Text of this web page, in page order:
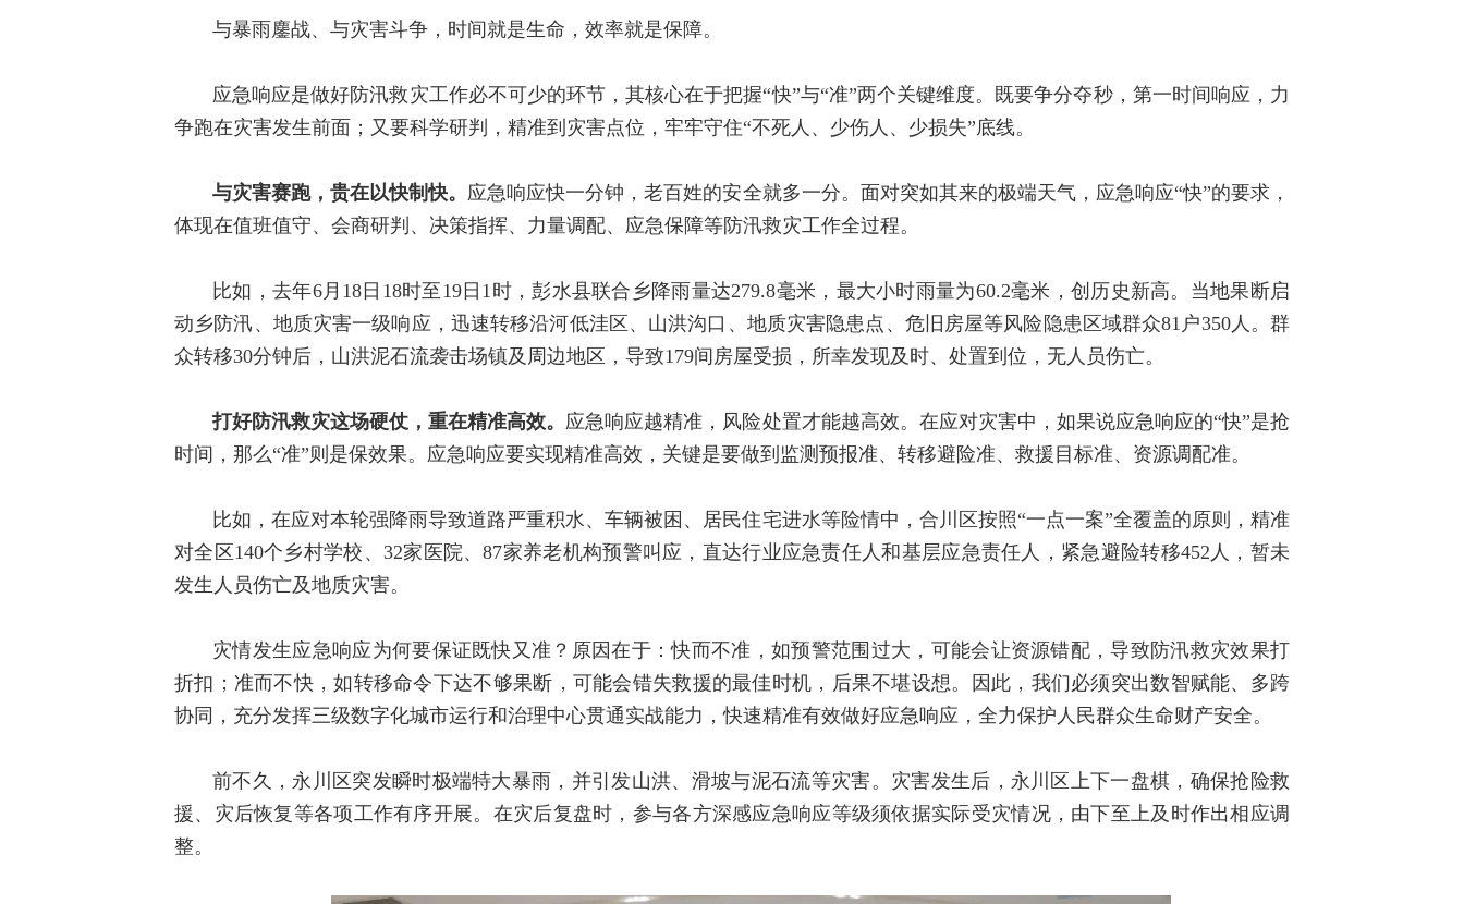
与暴雨鏖战、与灾害斗争，时间就是生命，效率就是保障。
应急响应是做好防汛救灾工作必不可少的环节，其核心在于把握“快”与“准”两个关键维度。既要争分夺秒，第一时间响应，力
争跑在灾害发生前面；又要科学研判，精准到灾害点位，牢牢守住“不死人、少伤人、少损失”底线。
与灾害赛跑，贵在以快制快。 应急响应快一分钟，老百姓的安全就多一分。面对突如其来的极端天气，应急响应“快”的要求，
体现在值班值守、会商研判、决策指挥、力量调配、应急保障等防汛救灾工作全过程。
比如，去年6月18日18时至19日1时，彭水县联合乡降雨量达279.8毫米，最大小时雨量为60.2毫米，创历史新高。当地果断启
动乡防汛、地质灾害一级响应，迅速转移沿河低洼区、山洪沟口、地质灾害隐患点、危旧房屋等风险隐患区域群众81户350人。群
众转移30分钟后，山洪泥石流袭击场镇及周边地区，导致179间房屋受损，所幸发现及时、处置到位，无人员伤亡。
打好防汛救灾这场硬仗，重在精准高效。 应急响应越精准，风险处置才能越高效。在应对灾害中，如果说应急响应的“快”是抢
时间，那么“准”则是保效果。应急响应要实现精准高效，关键是要做到监测预报准、转移避险准、救援目标准、资源调配准。
比如，在应对本轮强降雨导致道路严重积水、车辆被困、居民住宅进水等险情中，合川区按照“一点一案”全覆盖的原则，精准
对全区140个乡村学校、32家医院、87家养老机构预警叫应，直达行业应急责任人和基层应急责任人，紧急避险转移452人，暂未
发生人员伤亡及地质灾害。
灾情发生应急响应为何要保证既快又准？原因在于：快而不准，如预警范围过大，可能会让资源错配，导致防汛救灾效果打
折扣；准而不快，如转移命令下达不够果断，可能会错失救援的最佳时机，后果不堪设想。因此，我们必须突出数智赋能、多跨
协同，充分发挥三级数字化城市运行和治理中心贯通实战能力，快速精准有效做好应急响应，全力保护人民群众生命财产安全。
前不久，永川区突发瞬时极端特大暴雨，并引发山洪、滑坡与泥石流等灾害。灾害发生后，永川区上下一盘棋，确保抢险救
援、灾后恢复等各项工作有序开展。在灾后复盘时，参与各方深感应急响应等级须依据实际受灾情况，由下至上及时作出相应调
整。